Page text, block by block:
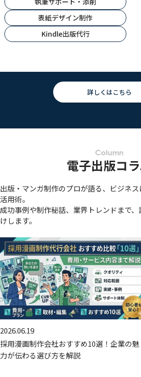
表紙デザイン制作
Kindle出版代行
詳しくはこちら
Column
電子出版コ
出版・マンガ制作のプロが語る、ビジネ
活用術。
成功事例や制作秘話、業界トレンドまで
けします。
2026.06.19
採用漫画制作会社おすすめ10選！企業の魅
力が伝わる選び方を解説